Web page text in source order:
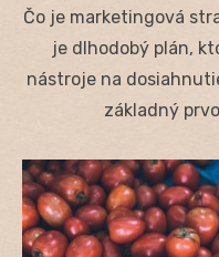
Čo je marketingová
je dlhodobý plán,
nástroje na
základný